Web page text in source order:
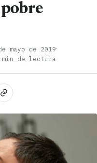
mayo de 2019·
min de lectura